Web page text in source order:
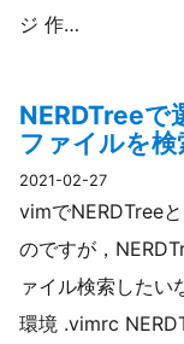
ジ 作…
NERDTreeで
ファイルを検
2021-02-27
vimでNERDTree
のですが，
ァイル検索したい
環境 .vimrc